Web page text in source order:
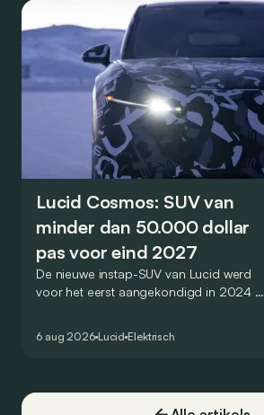
Lucid Cosmos: SUV van
minder dan 50.000 dollar
pas voor eind 2027
De nieuwe instap-SUV van Lucid werd
voor het eerst aangekondigd in 2024 en
constructeur vervoegen.
6 aug 2026 Lucid Elektrisch